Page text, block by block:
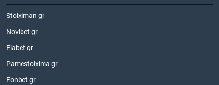
Stoiximan gr
Novibet gr
Elabet gr
Pamestoixima gr
Fonbet gr